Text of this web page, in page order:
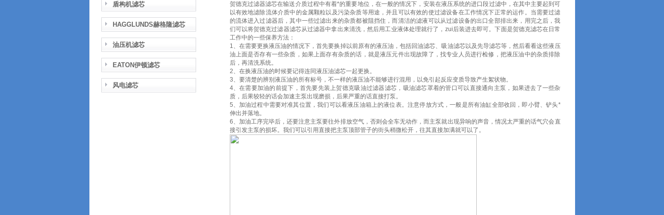
盾构机滤芯
HAGGLUNDS赫格隆滤芯
油压机滤芯
EATON伊顿滤芯
风电滤芯
贺德克过滤器滤芯在输送介质过程中有着*的重要地位，在一般的情况下，安装在液压系统的进口段过滤中，在其中主要起到可
以有效地滤除流体介质中的金属颗粒以及污染杂质等用途，并且可以有效的使过滤设备在工作情况下正常的运作。当需要过滤
的流体进入过滤器后，其中一些过滤出来的杂质都被阻挡住，而清洁的滤液可以从过滤设备的出口全部排出来，用完之后，我
们可以将贺德克过滤器滤芯从过滤器中拿出来清洗，然后用工业液体处理就行了，zui后装进去即可。下面是贺德克滤芯在日常
工作中的一些保养方法：
1、在需要更换液压油的情况下，首先要换掉以前原有的液压油，包括回油滤芯、吸油滤芯以及先导滤芯等，然后看看这些液压
油上面是否存有一些杂质，如果上面存有杂质的话，就是液压元件出现故障了，找专业人员进行检修，把液压油中的杂质排除
后，再清洗系统。
2、在换液压油的时候要记得连同液压油滤芯一起更换。
3、要清楚的辨别液压油的所有标号，不一样的液压油不能够进行混用，以免引起反应变质导致产生絮状物。
4、在需要加油的前提下，首先要先装上贺德克吸油过滤器滤芯，吸油滤芯罩着的管口可以直接通向主泵，如果进去了一些杂
质，后果较轻的话会加速主泵出现磨损，后果严重的话直接打泵。
5、加油过程中需要对准其位置，我们可以看液压油箱上的液位表。注意停放方式，一般是所有油缸全部收回，即小臂、铲头*
伸出并落地。
6、加油工序完毕后，还要注意主泵要往外排放空气，否则会全车无动作，而主泵就出现异响的声音，情况太严重的话气穴会直
接引发主泵的损坏。我们可以引用直接把主泵顶部管子的街头稍微松开，往其直接加满就可以了。